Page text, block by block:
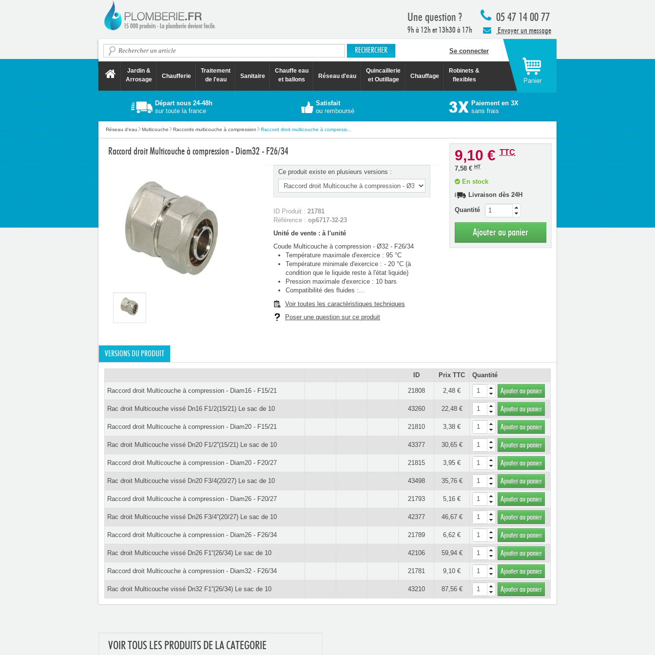
05 47 14 00 77
Envoyer un message
Une question ?
9h à 12h et 13h30 à 17h
Se connecter
Jardin &
Arrosage
Chaufferie
Traitement
de l'eau
Sanitaire
Chauffe eau
et ballons
Réseau d'eau
Quincaillerie
et Outillage
Chauffage
Robinets &
flexibles
Panier
Départ sous 24-48h
sur toute la france
Satisfait
ou remboursé
Paiement en 3X
sans frais
Réseau d'eau Multicouche Raccords multicouche à compression Raccord droit multicouche à compressi...
Raccord droit Multicouche à compression - Diam32 - F26/34
Ce produit existe en plusieurs versions :
ID Produit : 21781
Référence : op6717-32-23
Unité de vente : à l'unité
Coude Multicouche à compression - Ø32 - F26/34
Température maximale d'exercice : 95 °C
Température minimale d'exercice : - 20 °C (à
condition que le liquide reste à l'état liquide)
Pression maximale d'exercice : 10 bars
Compatibilité des fluides :…
Voir toutes les caractéristiques techniques
Poser une question sur ce produit
9,10 € TTC
7,58 € HT
En stock
Livraison dès 24H
Quantité
Ajouter au panier
VERSIONS DU PRODUIT
ID Prix TTC Quantité
Raccord droit Multicouche à compression - Diam16 - F15/21 21808 2,48 € Ajouter au panier
Rac droit Multicouche vissé Dn16 F1/2(15/21) Le sac de 10 43260 22,48 € Ajouter au panier
Raccord droit Multicouche à compression - Diam20 - F15/21 21810 3,38 € Ajouter au panier
Rac droit Multicouche vissé Dn20 F1/2''(15/21) Le sac de 10 43377 30,65 € Ajouter au panier
Raccord droit Multicouche à compression - Diam20 - F20/27 21815 3,95 € Ajouter au panier
Rac droit Multicouche vissé Dn20 F3/4(20/27) Le sac de 10 43498 35,76 € Ajouter au panier
Raccord droit Multicouche à compression - Diam26 - F20/27 21793 5,16 € Ajouter au panier
Rac droit Multicouche vissé Dn26 F3/4''(20/27) Le sac de 10 42377 46,67 € Ajouter au panier
Raccord droit Multicouche à compression - Diam26 - F26/34 21789 6,62 € Ajouter au panier
Rac droit Multicouche vissé Dn26 F1''(26/34) Le sac de 10 42106 59,94 € Ajouter au panier
Raccord droit Multicouche à compression - Diam32 - F26/34 21781 9,10 € Ajouter au panier
Rac droit Multicouche vissé Dn32 F1''(26/34) Le sac de 10 43210 87,56 € Ajouter au panier
VOIR TOUS LES PRODUITS DE LA CATEGORIE